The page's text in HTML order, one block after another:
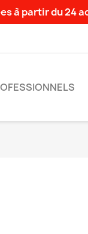
à partir du 24